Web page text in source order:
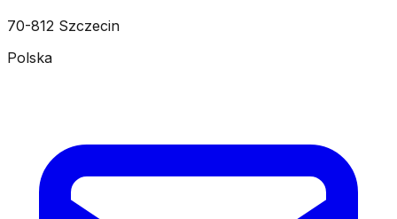
70-812 Szczecin
Polska